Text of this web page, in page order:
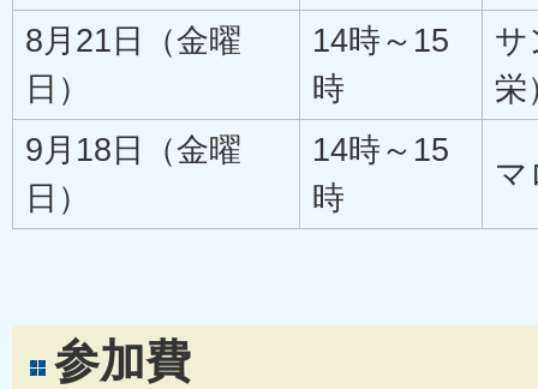
8月21日（金曜
日）
14時～15
時
サ
栄
9月18日（金曜
日）
14時～15
時
マ
参加費